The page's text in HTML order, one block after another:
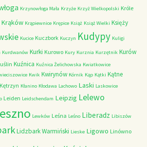
Krzynowłoga Mała Krzyże Krzyż Wielkopolski Króle
Krąków Krąpiewnice Krępice Książ Książ Wielki Księży
Kucice Kuczbork Kuczyn Kudypy Kuligi
Kurdwanów Kurki Kurowo Kury Kurznia Kurzętnik Kurów
Kuźnica Kuźnica Żelichowska Kwiatkowice
Kwik Kwirynów Kórnik Kąp Kątki Kątne
Kętrzyn Kłanino Kłodawa Lachowo Laski Laskowice
Leiden Leidschendam Leipzig Lelewo
Lewków Leśna Leśno Liberadz Libiszów
Lidzbark Warmiński Lieske Ligowo Linówno